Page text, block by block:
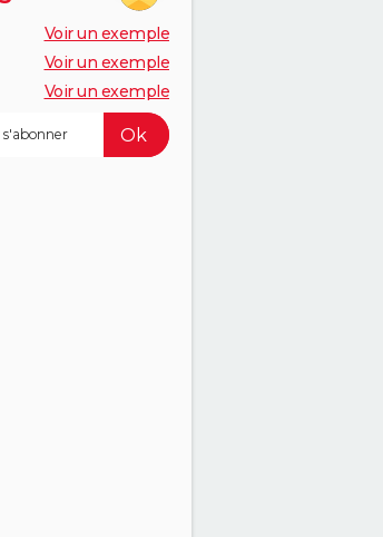
Voir un exemple
Voir un exemple
Voir un exemple